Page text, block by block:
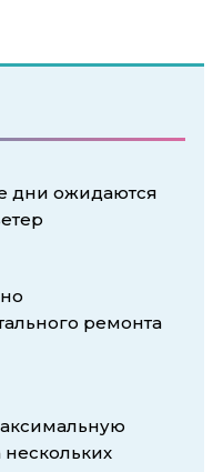
дни ожидаются
ремонта